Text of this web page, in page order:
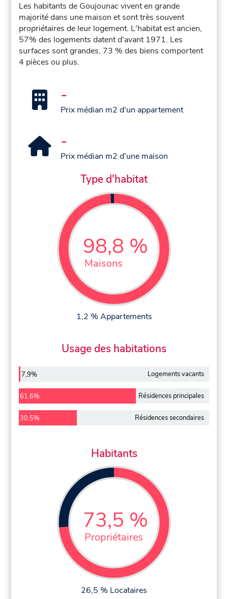
Les habitants de Goujounac vivent en grande
majorité dans une maison et sont très souvent
propriétaires de leur logement. L'habitat est ancien,
57% des logements datent d'avant 1971. Les
surfaces sont grandes, 73 % des biens comportent
4 pièces ou plus.
-
Prix médian m2 d'un appartement
-
Prix médian m2 d'une maison
Type d'habitat
98,8 %
Maisons
1,2 % Appartements
Usage des habitations
7,9% Logements vacants
61,6% Résidences principales
30,5% Résidences secondaires
Habitants
73,5 %
Propriétaires
26,5 % Locataires